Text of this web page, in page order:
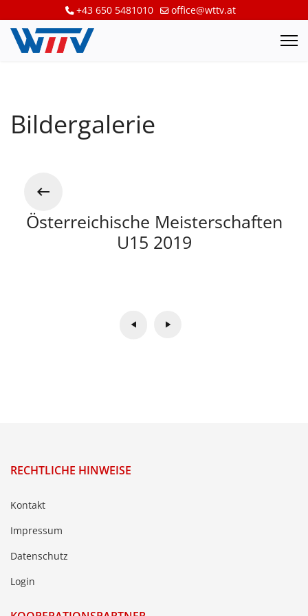
+43 650 5481010 office@wttv.at
Bildergalerie
Österreichische Meisterschaften
U15 2019
RECHTLICHE HINWEISE
Kontakt
Impressum
Datenschutz
Login